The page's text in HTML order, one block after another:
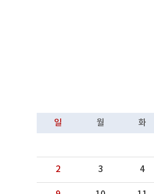
일 월 화
2 3 4